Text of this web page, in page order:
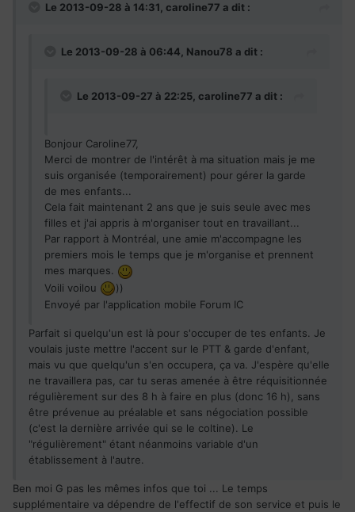
Le 2013-09-28 à 14:31, caroline77 a dit :
Le 2013-09-28 à 06:44, Nanou78 a dit :
Le 2013-09-27 à 22:25, caroline77 a dit :
Bonjour Caroline77,
Merci de montrer de l'intérêt à ma situation mais je me
suis organisée (temporairement) pour gérer la garde
de mes enfants...
Cela fait maintenant 2 ans que je suis seule avec mes
filles et j'ai appris à m'organiser tout en travaillant...
Par rapport à Montréal, une amie m'accompagne les
premiers mois le temps que je m'organise et prennent
mes marques.
Voili voilou
))
Envoyé par l'application mobile Forum IC
Parfait si quelqu'un est là pour s'occuper de tes enfants. Je
voulais juste mettre l'accent sur le PTT & garde d'enfant,
mais vu que quelqu'un s'en occupera, ça va. J'espère qu'elle
ne travaillera pas, car tu seras amenée à être réquisitionnée
régulièrement sur des 8 h à faire en plus (donc 16 h), sans
être prévenue au préalable et sans négociation possible
(c'est la dernière arrivée qui se le coltine). Le
"régulièrement" étant néanmoins variable d'un
établissement à l'autre.
Ben moi G pas les mêmes infos que toi ... Le temps
supplémentaire va dépendre de l'effectif de son service et puis le